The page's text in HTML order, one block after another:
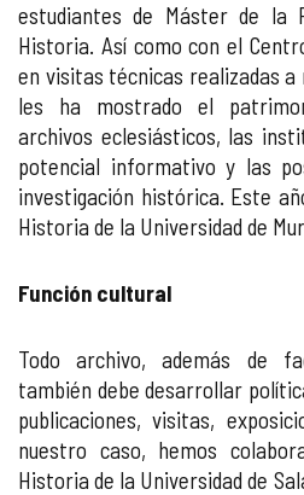
estudiantes de Máster de la
Historia. Así como con el
en visitas técnicas realizadas
les ha mostrado el
archivos eclesiásticos, las
potencial informativo y las
investigación histórica. Este
Historia de la Universidad de
Función cultural
Todo archivo, además de
también debe desarrollar
publicaciones, visitas,
nuestro caso, hemos
Historia de la Universidad de